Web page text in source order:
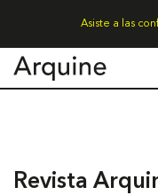
Asiste a las
Revista